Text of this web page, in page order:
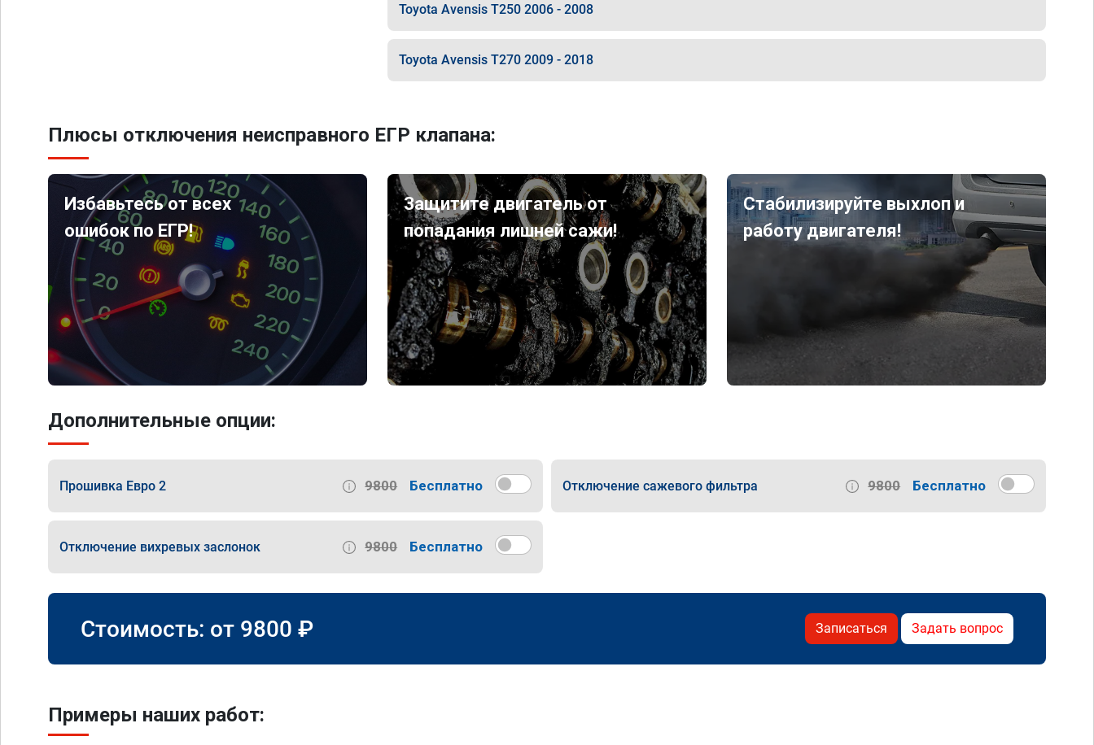
Toyota Avensis T250 2006 - 2008
Toyota Avensis T270 2009 - 2018
Плюсы отключения неисправного ЕГР клапана:
Избавьтесь от всех
ошибок по ЕГР!
Защитите двигатель от
попадания лишней сажи!
Стабилизируйте выхлоп и
работу двигателя!
Дополнительные опции:
Прошивка Евро 2 9800 Бесплатно Отключение сажевого фильтра 9800 Бесплатно
Отключение вихревых заслонок 9800 Бесплатно
Стоимость: от 9800 ₽ Записаться Задать вопрос
Примеры наших работ: